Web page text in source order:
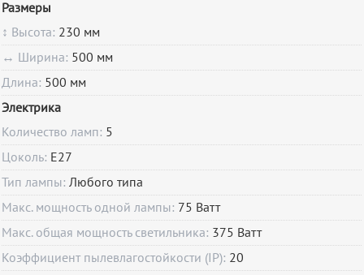
Размеры
↕ Высота: 230 мм
↔ Ширина: 500 мм
Длина: 500 мм
Электрика
Количество ламп: 5
Цоколь: E27
Тип лампы:Любого типа
Макс. мощность одной лампы: 75 Ватт
Макс. общая мощность светильника: 375 Ватт
Коэффициент пылевлагостойкости (IP): 20